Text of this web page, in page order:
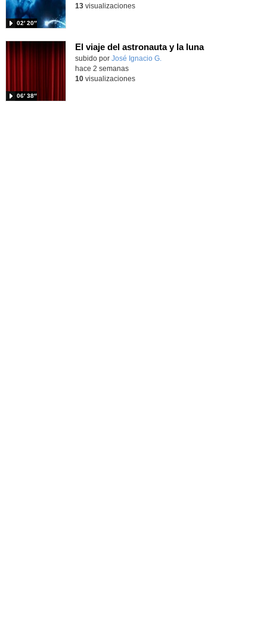
02′ 20″
13visualizaciones
El viaje del astronauta y la luna
Contenido educativo.
subido por José Ignacio G.
06′ 38″
hace 2 semanas
10visualizaciones